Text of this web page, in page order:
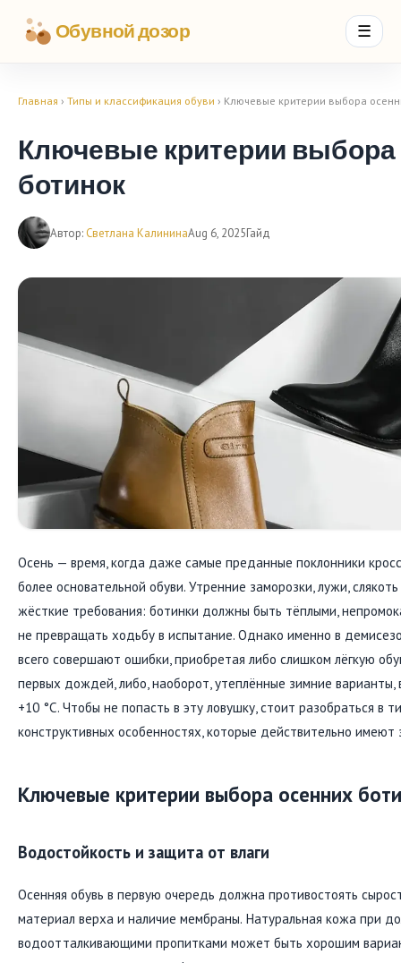
Обувной дозор ☰
Главная › Типы и классификация обуви › Ключевые критерии выбора
Ключевые критерии выбора
ботинок
Автор: Светлана КалининаAug 6, 2025Гайд
Осень — время, когда даже самые преданные поклонники
более основательной обуви. Утренние заморозки, лужи,
жёсткие требования: ботинки должны быть тёплыми,
не превращать ходьбу в испытание. Однако именно в
всего совершают ошибки, приобретая либо слишком лёгкую
первых дождей, либо, наоборот, утеплённые зимние
+10 °C. Чтобы не попасть в эту ловушку, стоит разобраться в
конструктивных особенностях, которые действительно
Ключевые критерии выбора осенних
Водостойкость и защита от влаги
Осенняя обувь в первую очередь должна противостоять
материал верха и наличие мембраны. Натуральная кожа при
водоотталкивающими пропитками может быть хорошим